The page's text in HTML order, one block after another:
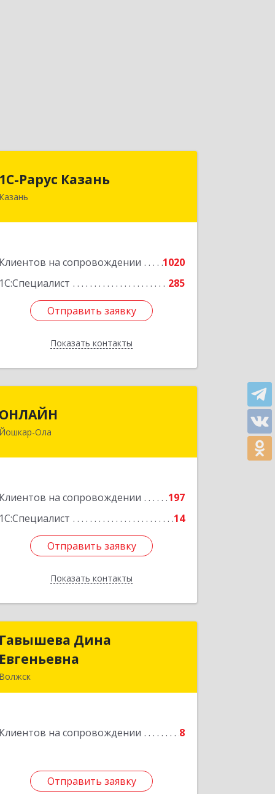
1С-Рарус Казань
Казань
Клиентов на сопровождении
1020
1С:Специалист
285
Отправить заявку
Показать контакты
420088, Татарстан Респ, Казань г,
Отправить заявку
Назад
ОНЛАЙН
Йошкар-Ола
Клиентов на сопровождении
197
1С:Специалист
14
Отправить заявку
Показать контакты
424000, Марий Эл Респ, Йошкар-Ола г,
Отправить заявку
Назад
Гавышева Дина
Евгеньевна
Волжск
Клиентов на сопровождении 8
Отправить заявку
Гавышева Дина
Отправить заявку